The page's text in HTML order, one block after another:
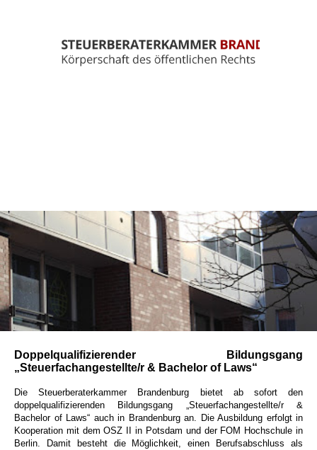
Doppelqualifizierender Bildungsgang
„Steuerfachangestellte/r & Bachelor of Laws“
Die Steuerberaterkammer Brandenburg bietet ab sofort den
doppelqualifizierenden Bildungsgang „Steuerfachangestellte/r &
Bachelor of Laws“ auch in Brandenburg an. Die Ausbildung erfolgt in
Kooperation mit dem OSZ II in Potsdam und der FOM Hochschule in
Berlin. Damit besteht die Möglichkeit, einen Berufsabschluss als